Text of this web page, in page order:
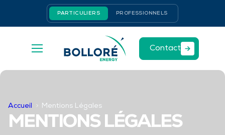
contenu
PARTICULIERS PROFESSIONNELS
Contact
Accueil Mentions Légales
MENTIONS LÉGALES
Panneau de gestion des cookies